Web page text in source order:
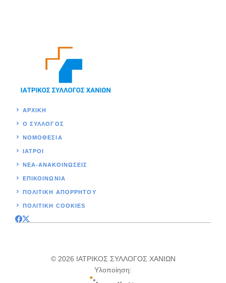
ΑΡΧΙΚΉ
Ο ΣΥΛΛΟΓΟΣ
ΝΟΜΟΘΕΣΊΑ
ΙΑΤΡΟΙ
ΝΕΑ-ΑΝΑΚΟΙΝΩΣΕΙΣ
ΕΠΙΚΟΙΝΩΝΊΑ
ΠΟΛΙΤΙΚΉ ΑΠΟΡΡΗΤΟΥ
ΠΟΛΙΤΙΚΗ COOKIES
© 2026 ΙΑΤΡΙΚΟΣ ΣΥΛΛΟΓΟΣ ΧΑΝΙΩΝ
Υλοποίηση: